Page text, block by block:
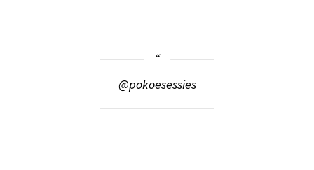
@pokoesessies